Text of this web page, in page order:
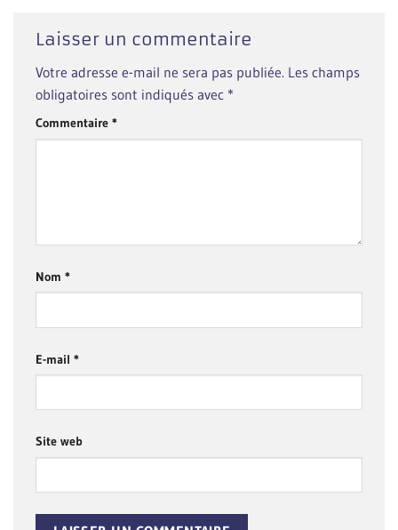
Laisser un commentaire
Votre adresse e-mail ne sera pas publiée. Les champs
obligatoires sont indiqués avec *
Commentaire *
Nom *
E-mail *
Site web